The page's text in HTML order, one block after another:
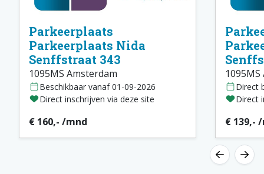
Parkeerplaats
Parkeerplaats Nida
Senffstraat 343
1095MS Amsterdam
Beschikbaar vanaf 01-09-2026
Direct inschrijven via deze site
€ 160,- /mnd
Direct
Direct
€ 139,-